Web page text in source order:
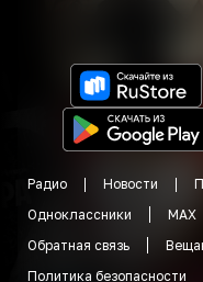
Радио Новости
Одноклассники
MAX
Обратная связь
Политика безопасности